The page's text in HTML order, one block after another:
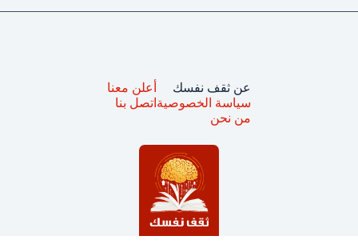
عن ثقف نفسك
سياسة الخصوصية
من نحن
أعلن معنا
اتصل بنا